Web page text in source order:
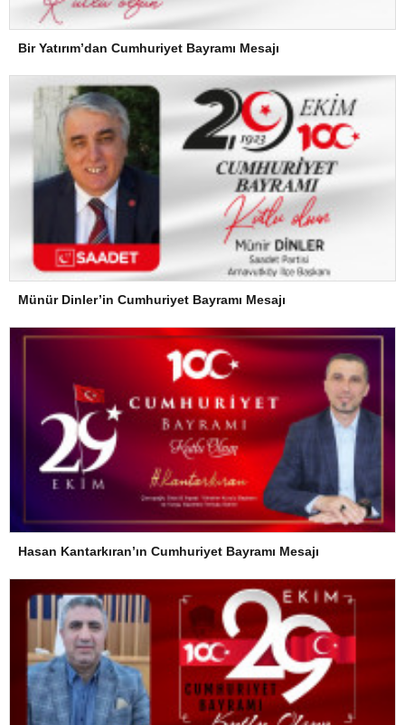
Bir Yatırım’dan Cumhuriyet Bayramı Mesajı
Münür Dinler’in Cumhuriyet Bayramı Mesajı
Hasan Kantarkıran’ın Cumhuriyet Bayramı Mesajı